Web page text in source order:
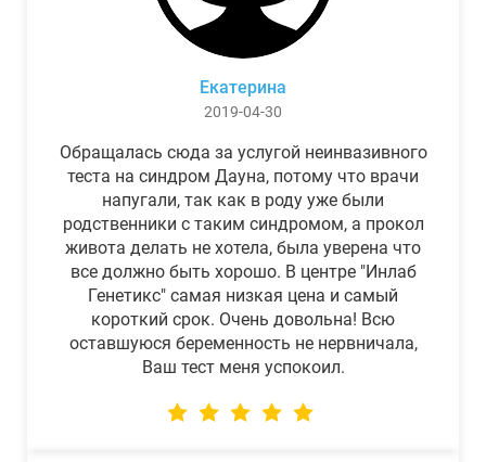
Екатерина
2019-04-30
Обращалась сюда за услугой неинвазивного
теста на синдром Дауна, потому что врачи
напугали, так как в роду уже были
родственники с таким синдромом, а прокол
живота делать не хотела, была уверена что
все должно быть хорошо. В центре "Инлаб
Генетикс" самая низкая цена и самый
короткий срок. Очень довольна! Всю
оставшуюся беременность не нервничала,
Ваш тест меня успокоил.